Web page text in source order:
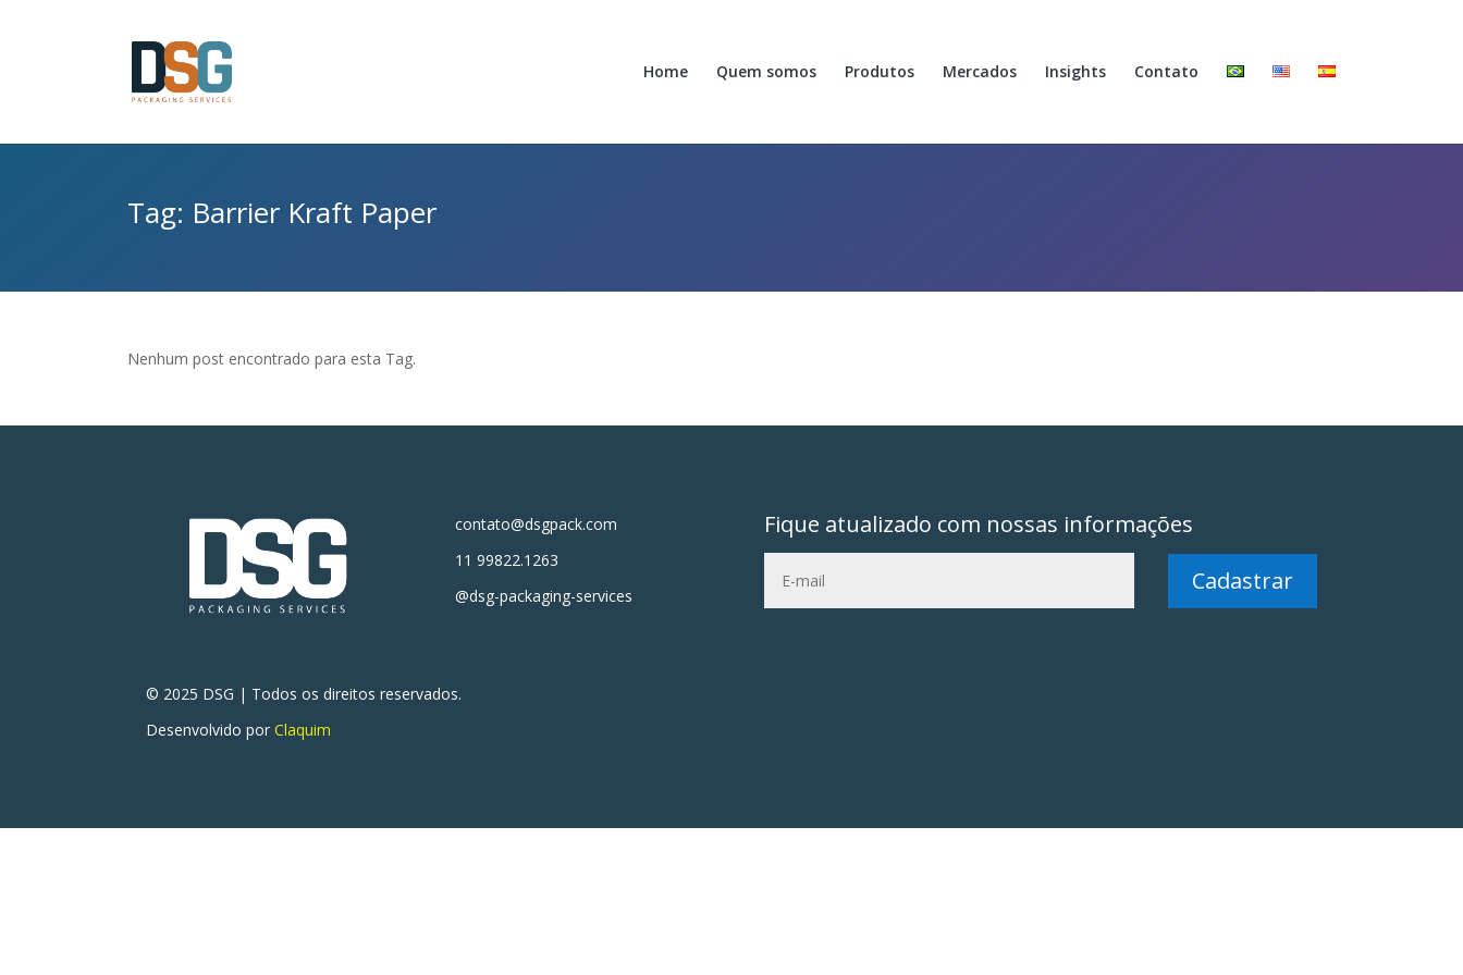
Home Quem somos Produtos Mercados Insights Contato
Tag: Barrier Kraft Paper
Nenhum post encontrado para esta Tag.
contato@dsgpack.com
11 99822.1263
@dsg-packaging-services
Fique atualizado com nossas informações
Cadastrar
© 2025 DSG | Todos os direitos reservados.
Desenvolvido porClaquim